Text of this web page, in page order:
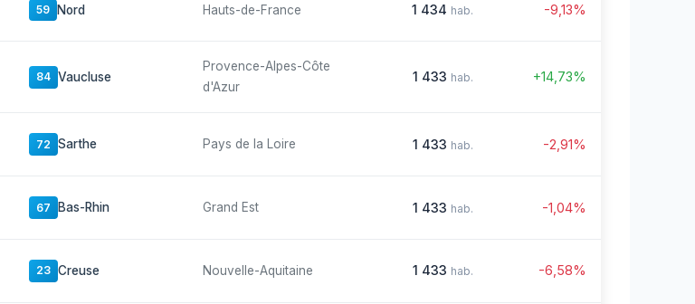
59 Nord Hauts-de-France 1 434 hab. -9,13%
84 Vaucluse
Provence-Alpes-Côte
d'Azur
1 433 hab. +14,73%
72 Sarthe Pays de la Loire 1 433 hab. -2,91%
67 Bas-Rhin Grand Est 1 433 hab. -1,04%
23 Creuse Nouvelle-Aquitaine 1 433 hab. -6,58%